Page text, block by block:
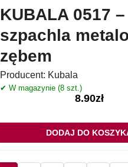
KUBALA 0517 –
szpachla
zębem
Producent: Kubala
✔ W magazynie (8 szt.)
8.90zł
DODAJ DO